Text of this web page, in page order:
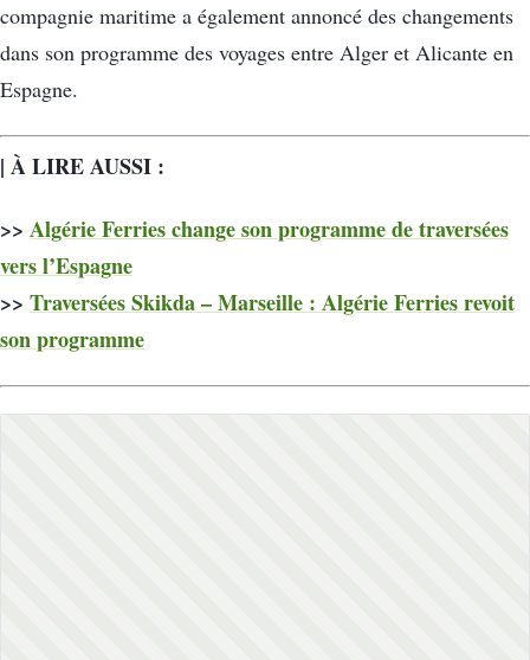
compagnie maritime a également annoncé des changements
dans son programme des voyages entre Alger et Alicante en
Espagne.
| À LIRE AUSSI :
>> Algérie Ferries change son programme de traversées
vers l’Espagne
>> Traversées Skikda – Marseille : Algérie Ferries revoit
son programme